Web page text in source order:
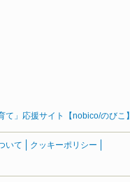
」応援サイト【nobico/のびこ】
いて クッキーポリシー